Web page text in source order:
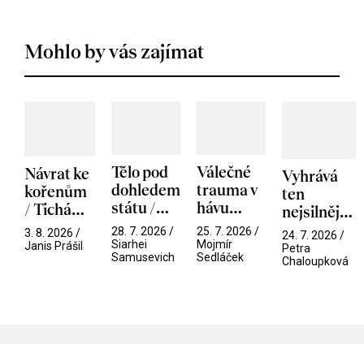
Mohlo by vás zajímat
Návrat ke
kořenům
/ Tichá
přítelkyně
3. 8. 2026 /
Janis Prášil
Tělo pod
dohledem
státu /
Pramen
28. 7. 2026 /
Siarhei
Samusevich
Válečné
trauma v
hávu
spektáklu
/ Odyssea
25. 7. 2026 /
Mojmír
Sedláček
Vyhrává
ten
nejsilnější
/ V nitru
manosféry
24. 7. 2026 /
Petra
Chaloupková